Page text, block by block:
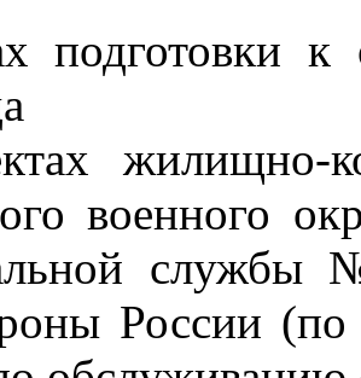
подготовки к
жилищно-
военного
России